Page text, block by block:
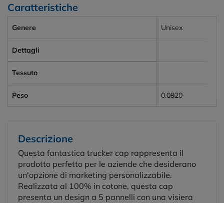
Caratteristiche
Genere Unisex
Dettagli
Tessuto
Peso 0.0920
Descrizione
Questa fantastica trucker cap rappresenta il
prodotto perfetto per le aziende che desiderano
un'opzione di marketing personalizzabile.
Realizzata al 100% in cotone, questa cap
presenta un design a 5 pannelli con una visiera